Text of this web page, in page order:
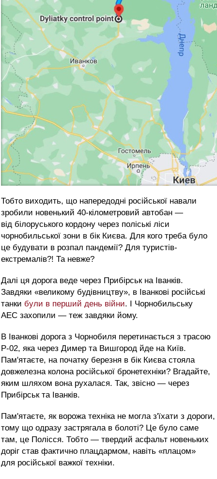
Тобто виходить, що напередодні російської навали
зробили новенький 40-кілометровий автобан —
від білоруського кордону через поліські ліси
чорнобильської зони в бік Києва. Для кого треба було
це будувати в розпал пандемії? Для туристів-
екстремалів?! Та невже?
Далі ця дорога веде через Прибірськ на Іванків.
Завдяки «великому будівництву», в Іванкові російські
танки були в перший день війни. І Чорнобильську
АЕС захопили — теж завдяки йому.
В Іванкові дорога з Чорнобиля перетинається з трасою
Р-02, яка через Димер та Вишгород йде на Київ.
Пам'ятаєте, на початку березня в бік Києва стояла
довжелезна колона російської бронетехніки? Вгадайте,
яким шляхом вона рухалася. Так, звісно — через
Прибірськ та Іванків.
Пам'ятаєте, як ворожа техніка не могла з'їхати з дороги,
тому що одразу застрягала в болоті? Це було саме
там, це Полісся. Тобто — твердий асфальт новеньких
доріг став фактично плацдармом, навіть «плацом»
для російської важкої техніки.